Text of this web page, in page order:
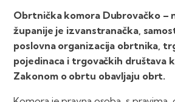
Obrtnička komora Dubrovačko –
županije je izvanstranačka,
poslovna organizacija obrtnika,
pojedinaca i trgovačkih društava
Zakonom o obrtu obavljaju obrt.